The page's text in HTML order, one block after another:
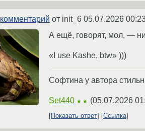
комментарий от init_6 05.07.2026
А ещё, говорят, мол, —
«I use Kashe, btw» )))
Софтина у автора
Set440 ★★ (05.07.2026
Показать ответ Ссылка